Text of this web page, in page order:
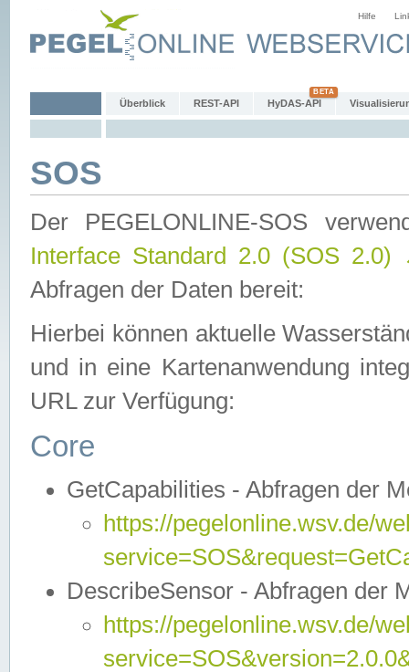
Hilfe
Überblick REST-API HyDAS-API
SOS
Der PEGELONLINE-SOS
Interface Standard 2.0 (SOS 2.0)
Abfragen der Daten bereit:
Hierbei können aktuelle
und in eine Kartenanwendung
URL zur Verfügung:
Core
GetCapabilities - Abfragen der
https://pegelonline.wsv.de/
DescribeSensor - Abfragen der
https://pegelonline.wsv.de/